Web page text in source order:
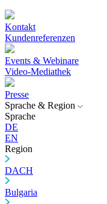
Kontakt
Kundenreferenzen
Events & Webinare
Video-Mediathek
Presse
Sprache & Region
Sprache
DE
EN
Region
DACH
Bulgaria